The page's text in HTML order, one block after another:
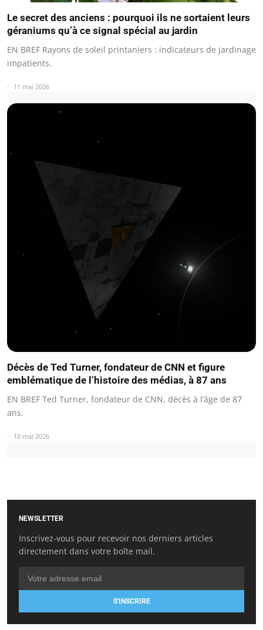
Le secret des anciens : pourquoi ils ne sortaient leurs
géraniums qu’à ce signal spécial au jardin
EN BREF Rayons de soleil printaniers : indicateurs de jardinage
impatients.
11 mai 2026
Décès de Ted Turner, fondateur de CNN et figure
emblématique de l’histoire des médias, à 87 ans
EN BREF Ted Turner, fondateur de CNN, décès à l’âge de 87
ans.
10 mai 2026
NEWSLETTER
Inscrivez-vous pour recevoir nos derniers articles
directement dans votre boîte mail.
S'INSCRIRE